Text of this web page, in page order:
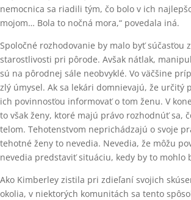
nemocnica sa riadili tým, čo bolo v ich
mojom… Bola to nočná mora,“ povedala iná.
Spoločné rozhodovanie by malo byť súčasťou
starostlivosti pri pôrode. Avšak nátlak,
sú na pôrodnej sále neobvyklé. Vo väčšine
zlý úmysel. Ak sa lekári domnievajú, že určitý
ich povinnosťou informovať o tom ženu. V
to však ženy, ktoré majú právo rozhodnúť sa,
telom. Tehotenstvom neprichádzajú o svoje
tehotné ženy to nevedia. Nevedia, že môžu
nevedia predstaviť situáciu, kedy by to mohlo
Ako Kimberley zistila pri zdieľaní svojich
okolia, v niektorých komunitách sa tento